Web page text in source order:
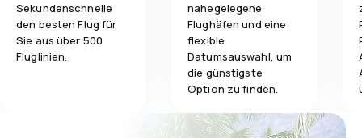
Sekundenschnelle
den besten Flug für
Sie aus über 500
Fluglinien.
nahegelegene
Flughäfen und eine
flexible
Datumsauswahl, um
die günstigste
Option zu finden.